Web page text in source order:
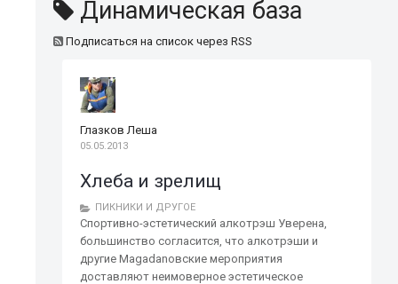
Динамическая база
Подписаться на список через RSS
Глазков Леша
05.05.2013
Хлеба и зрелищ
ПИКНИКИ И ДРУГОЕ
Спортивно-эстетический алкотрэш Уверена,
большинство согласится, что алкотрэши и
другие Magadanовские мероприятия
доставляют неимоверное эстетическое